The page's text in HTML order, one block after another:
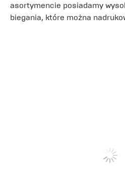
asortymencie posiadamy
biegania, które można